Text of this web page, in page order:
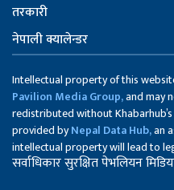
तरकारी
नेपाली क्यालेन्डर
Intellectual property of this
Pavilion Media Group,and may
redistributed without
provided byNepal Data Hub,an
intellectual property will lead to
सर्वाधिकार सुरक्षित पेभलियन